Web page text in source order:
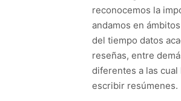
reconocemos la
andamos en
del tiempo datos
reseñas, entre
diferentes a las
escribir resúmenes.